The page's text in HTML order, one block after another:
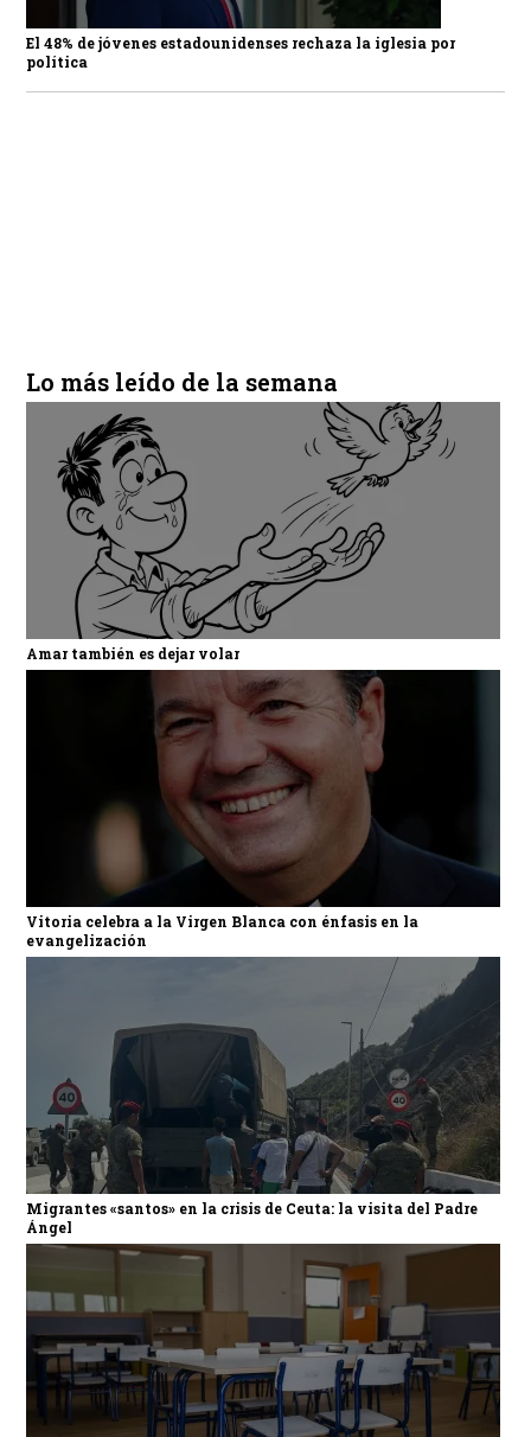
El 48% de jóvenes estadounidenses rechaza la iglesia por
política
Lo más leído de la semana
Amar también es dejar volar
Vitoria celebra a la Virgen Blanca con énfasis en la
evangelización
Migrantes «santos» en la crisis de Ceuta: la visita del Padre
Ángel